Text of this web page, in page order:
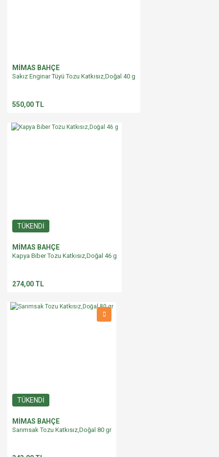
MİMAS BAHÇE
Sakız Enginar Tüyü Tozu Katkısız,Doğal 40 g
550,00 TL
TÜKENDİ
MİMAS BAHÇE
Kapya Biber Tozu Katkısız,Doğal 46 g
274,00 TL
TÜKENDİ
MİMAS BAHÇE
Sarımsak Tozu Katkısız,Doğal 80 gr